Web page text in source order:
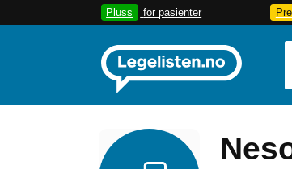
Pluss for pasienter